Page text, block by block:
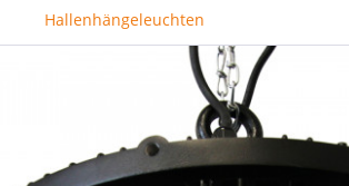
Hallenhängeleuchten